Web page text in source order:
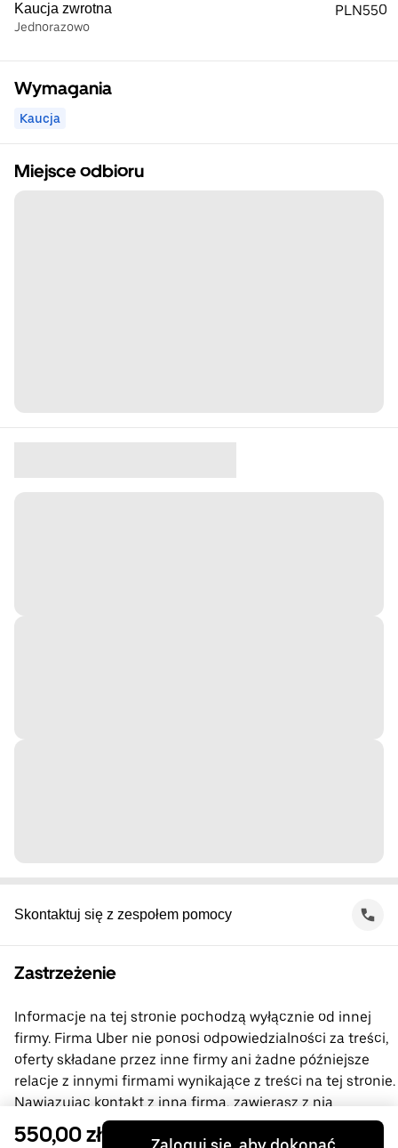
Kaucja zwrotna
Jednorazowo
PLN550
Wymagania
Kaucja
Miejsce odbioru
Skontaktuj się z zespołem pomocy
Zastrzeżenie
Informacje na tej stronie pochodzą wyłącznie od innej
firmy. Firma Uber nie ponosi odpowiedzialności za treści,
oferty składane przez inne firmy ani żadne późniejsze
relacje z innymi firmami wynikające z treści na tej stronie.
Nawiązując kontakt z inną firmą, zawierasz z nią
bezpośrednią umowę, której stroną nie jest firma Uber.
550,00 zł